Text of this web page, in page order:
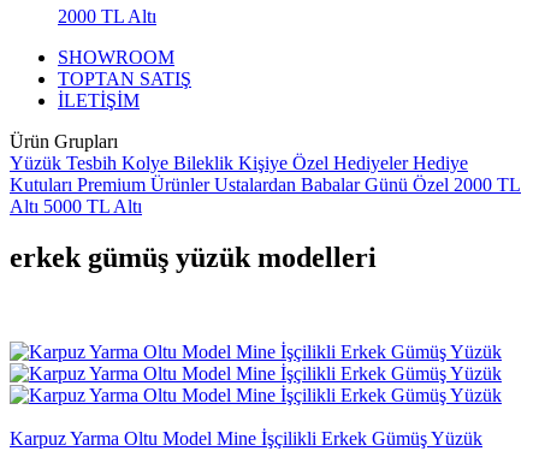
2000 TL Altı
SHOWROOM
TOPTAN SATIŞ
İLETİŞİM
Ürün Grupları
Yüzük Tesbih Kolye Bileklik Kişiye Özel Hediyeler Hediye
Kutuları Premium Ürünler Ustalardan Babalar Günü Özel 2000 TL
Altı 5000 TL Altı
erkek gümüş yüzük modelleri
Karpuz Yarma Oltu Model Mine İşçilikli Erkek Gümüş Yüzük